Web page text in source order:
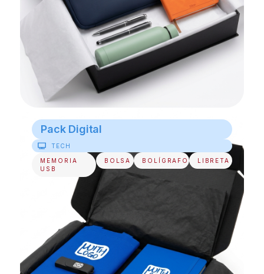
Pack Digital
TECH
MEMORIA
USB
BOLSA BOLÍGRAFO LIBRETA